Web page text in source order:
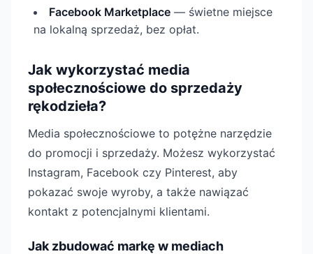
Facebook Marketplace — świetne miejsce
na lokalną sprzedaż, bez opłat.
Jak wykorzystać media
społecznościowe do sprzedaży
rękodzieła?
Media społecznościowe to potężne narzędzie
do promocji i sprzedaży. Możesz wykorzystać
Instagram, Facebook czy Pinterest, aby
pokazać swoje wyroby, a także nawiązać
kontakt z potencjalnymi klientami.
Jak zbudować markę w mediach